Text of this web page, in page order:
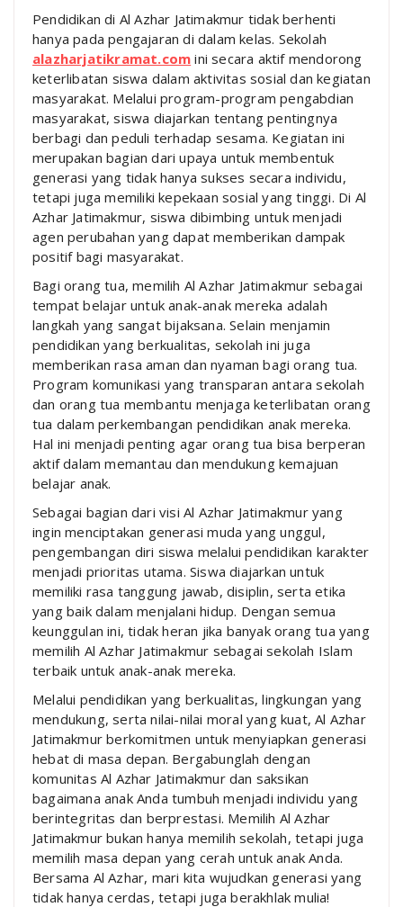
Pendidikan di Al Azhar Jatimakmur tidak berhenti
hanya pada pengajaran di dalam kelas. Sekolah
alazharjatikramat.com ini secara aktif mendorong
keterlibatan siswa dalam aktivitas sosial dan kegiatan
masyarakat. Melalui program-program pengabdian
masyarakat, siswa diajarkan tentang pentingnya
berbagi dan peduli terhadap sesama. Kegiatan ini
merupakan bagian dari upaya untuk membentuk
generasi yang tidak hanya sukses secara individu,
tetapi juga memiliki kepekaan sosial yang tinggi. Di Al
Azhar Jatimakmur, siswa dibimbing untuk menjadi
agen perubahan yang dapat memberikan dampak
positif bagi masyarakat.
Bagi orang tua, memilih Al Azhar Jatimakmur sebagai
tempat belajar untuk anak-anak mereka adalah
langkah yang sangat bijaksana. Selain menjamin
pendidikan yang berkualitas, sekolah ini juga
memberikan rasa aman dan nyaman bagi orang tua.
Program komunikasi yang transparan antara sekolah
dan orang tua membantu menjaga keterlibatan orang
tua dalam perkembangan pendidikan anak mereka.
Hal ini menjadi penting agar orang tua bisa berperan
aktif dalam memantau dan mendukung kemajuan
belajar anak.
Sebagai bagian dari visi Al Azhar Jatimakmur yang
ingin menciptakan generasi muda yang unggul,
pengembangan diri siswa melalui pendidikan karakter
menjadi prioritas utama. Siswa diajarkan untuk
memiliki rasa tanggung jawab, disiplin, serta etika
yang baik dalam menjalani hidup. Dengan semua
keunggulan ini, tidak heran jika banyak orang tua yang
memilih Al Azhar Jatimakmur sebagai sekolah Islam
terbaik untuk anak-anak mereka.
Melalui pendidikan yang berkualitas, lingkungan yang
mendukung, serta nilai-nilai moral yang kuat, Al Azhar
Jatimakmur berkomitmen untuk menyiapkan generasi
hebat di masa depan. Bergabunglah dengan
komunitas Al Azhar Jatimakmur dan saksikan
bagaimana anak Anda tumbuh menjadi individu yang
berintegritas dan berprestasi. Memilih Al Azhar
Jatimakmur bukan hanya memilih sekolah, tetapi juga
memilih masa depan yang cerah untuk anak Anda.
Bersama Al Azhar, mari kita wujudkan generasi yang
tidak hanya cerdas, tetapi juga berakhlak mulia!